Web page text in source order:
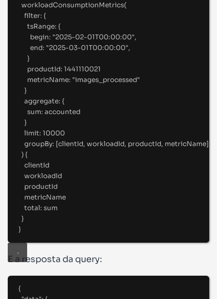
workloadConsumptionMetrics(
filter: {
tsRange: {
begin: "2025-02-01T00:00:00",
end: "2025-03-01T00:00:00",
}
productId: 1441110021
metricName: "images_processed"
}
aggregate: {
sum: accounted
}
limit: 10000
groupBy: [clientId, workloadId, productId, metricName]
) {
clientId
workloadId
productId
metricName
total: sum
}
}
E a resposta da query:
{